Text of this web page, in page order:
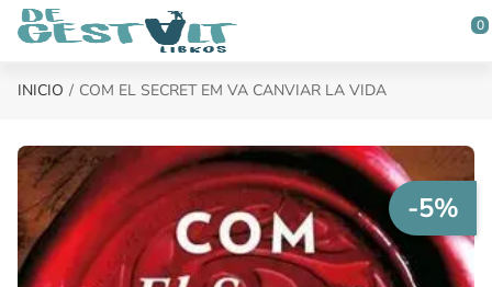
Saltar al contenido principal
0
INICIO COM EL SECRET EM VA CANVIAR LA VIDA
-5%